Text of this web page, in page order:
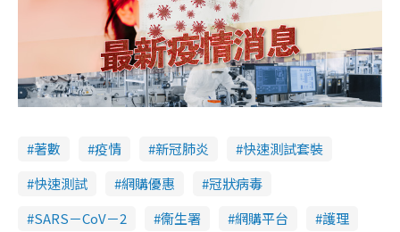
著數 疫情 新冠肺炎
快速測試套裝
快速測試
網購優惠
冠狀病毒
SARS－CoV－2
衞生署 網購平台
護理